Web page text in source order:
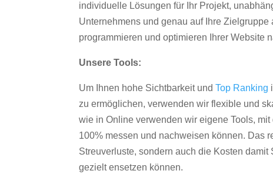
individuelle Lösungen für Ihr Projekt,
Unternehmens und genau auf Ihre Zielgruppe
programmieren und optimieren Ihrer Website
Unsere Tools:
Um Ihnen hohe Sichtbarkeit undTop Ranking
zu ermöglichen, verwenden wir flexible und
wie in Online verwenden wir eigene Tools,
100% messen und nachweisen können. Das
Streuverluste, sondern auch die Kosten damit
gezielt ensetzen können.